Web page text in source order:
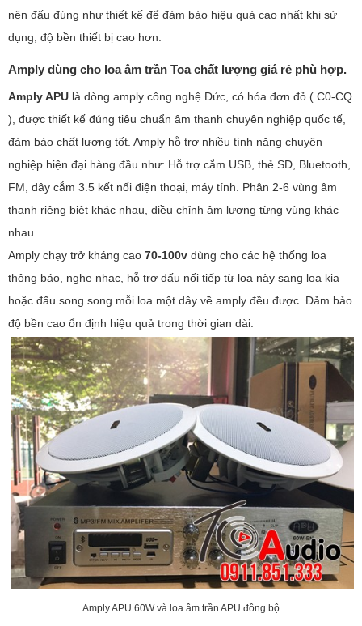
nên đấu đúng như thiết kế để đảm bảo hiệu quả cao nhất khi sử
dụng, độ bền thiết bị cao hơn.
Amply dùng cho loa âm trần Toa chất lượng giá rẻ phù hợp.
Amply APU là dòng amply công nghệ Đức, có hóa đơn đỏ ( C0-CQ
), được thiết kế đúng tiêu chuẩn âm thanh chuyên nghiệp quốc tế,
đảm bảo chất lượng tốt. Amply hỗ trợ nhiều tính năng chuyên
nghiệp hiện đại hàng đầu như: Hỗ trợ cắm USB, thẻ SD, Bluetooth,
FM, dây cắm 3.5 kết nối điện thoại, máy tính. Phân 2-6 vùng âm
thanh riêng biệt khác nhau, điều chỉnh âm lượng từng vùng khác
nhau.
Amply chạy trở kháng cao 70-100v dùng cho các hệ thống loa
thông báo, nghe nhạc, hỗ trợ đấu nối tiếp từ loa này sang loa kia
hoặc đấu song song mỗi loa một dây về amply đều được. Đảm bảo
độ bền cao ổn định hiệu quả trong thời gian dài.
Amply APU 60W và loa âm trần APU đồng bộ